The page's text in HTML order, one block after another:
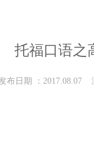
托福口语之
布日期 ：2017.08.07